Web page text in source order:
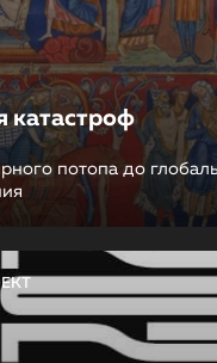
катастроф
потопа до